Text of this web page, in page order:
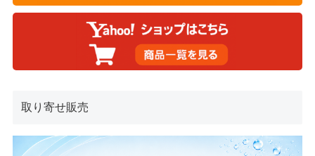
取り寄せ販売